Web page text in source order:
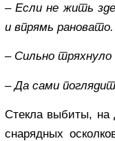
–Если не жить
и впрямь
–Сильно тряхнуло
–Да сами
Стекла выбиты, на
снарядных